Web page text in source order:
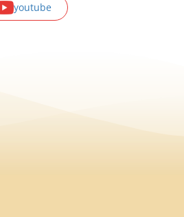
youtube